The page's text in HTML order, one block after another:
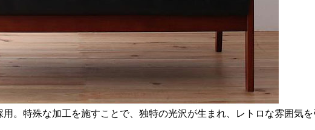
。特殊な加工を施すことで、独特の光沢が生まれ、レトロな雰囲気を